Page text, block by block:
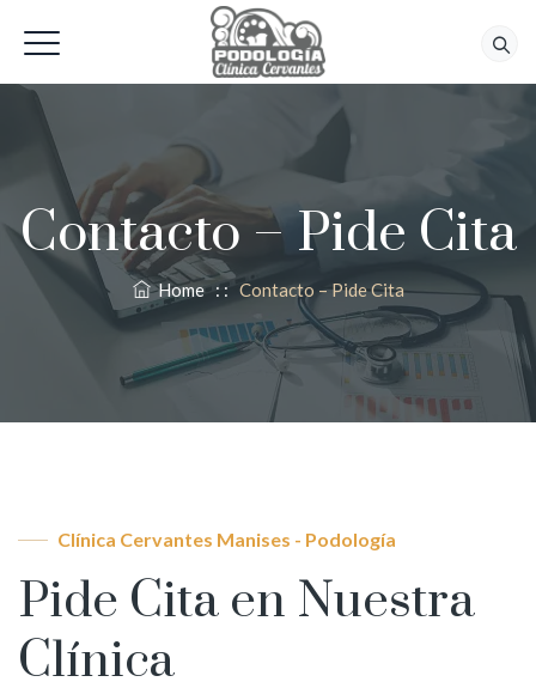
Contacto – Pide Cita
Home: : Contacto – Pide Cita
Clínica Cervantes Manises - Podología
Pide Cita en Nuestra
Clínica